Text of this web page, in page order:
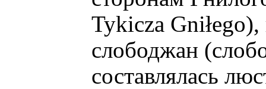
Tykicza
слободжан
составлялась